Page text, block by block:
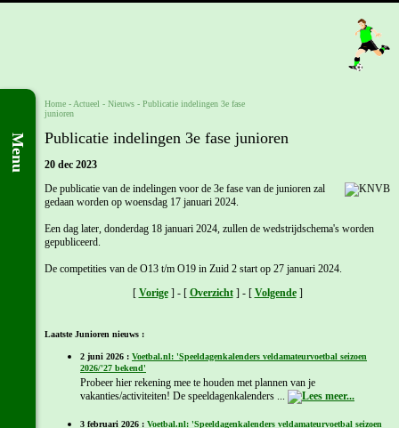
Menu
Home - Actueel - Nieuws - Publicatie indelingen 3e fase
junioren
Publicatie indelingen 3e fase junioren
20 dec 2023
De publicatie van de indelingen voor de 3e fase van de junioren zal
gedaan worden op woensdag 17 januari 2024.
Een dag later, donderdag 18 januari 2024, zullen de wedstrijdschema's worden
gepubliceerd.
De competities van de O13 t/m O19 in Zuid 2 start op 27 januari 2024.
[ Vorige] - [ Overzicht] - [ Volgende]
Laatste Junioren nieuws :
2 juni 2026 : Voetbal.nl: 'Speeldagenkalenders veldamateurvoetbal seizoen
2026/'27 bekend'
Probeer hier rekening mee te houden met plannen van je
vakanties/activiteiten! De speeldagenkalenders ...
3 februari 2026 : Voetbal.nl: 'Speeldagenkalenders veldamateurvoetbal seizoen